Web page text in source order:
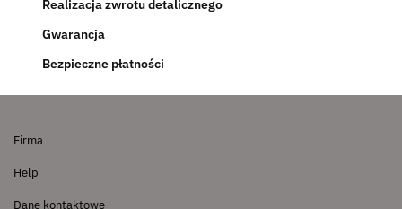
Realizacja zwrotu detalicznego
Gwarancja
Bezpieczne płatności
Firma
Help
Dane kontaktowe